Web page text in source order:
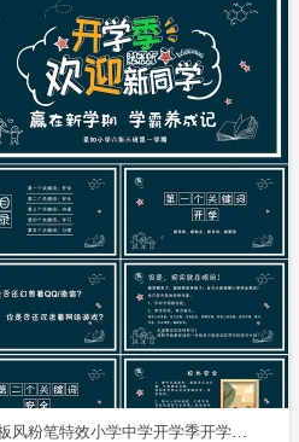
黑板风粉笔特效小学中学开学季开学第一课班会主题模板